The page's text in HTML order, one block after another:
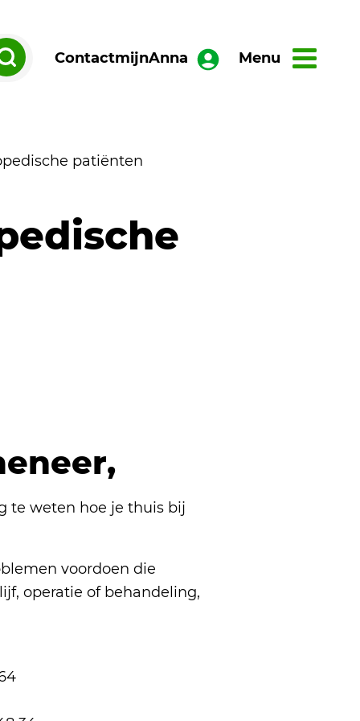
ContactmijnAnna Menu
patiënten
te weten hoe je thuis bij
voordoen die
operatie of behandeling,
met: